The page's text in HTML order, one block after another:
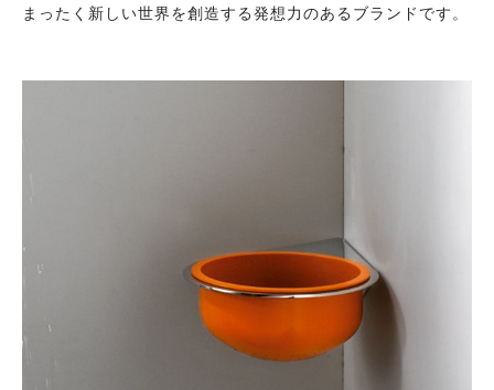
まったく新しい世界を創造する発想力のあるブランドです。